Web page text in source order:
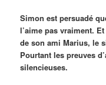
Simon est persuadé
l’aime pas vraiment.
de son ami Marius, le
Pourtant les preuves
silencieuses.